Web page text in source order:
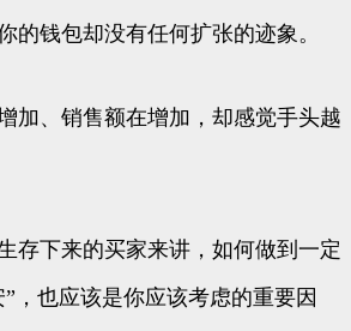
的钱包却没有任何扩张的迹象。
加、销售额在增加，却感觉手头越
存下来的买家来讲，如何做到一定
，也应该是你应该考虑的重要因